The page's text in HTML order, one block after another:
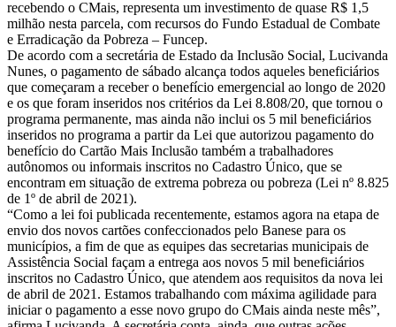
recebendo o CMais, representa um investimento de quase R$ 1,5
milhão nesta parcela, com recursos do Fundo Estadual de Combate
e Erradicação da Pobreza – Funcep.
De acordo com a secretária de Estado da Inclusão Social, Lucivanda
Nunes, o pagamento de sábado alcança todos aqueles beneficiários
que começaram a receber o benefício emergencial ao longo de 2020
e os que foram inseridos nos critérios da Lei 8.808/20, que tornou o
programa permanente, mas ainda não inclui os 5 mil beneficiários
inseridos no programa a partir da Lei que autorizou pagamento do
benefício do Cartão Mais Inclusão também a trabalhadores
autônomos ou informais inscritos no Cadastro Único, que se
encontram em situação de extrema pobreza ou pobreza (Lei nº 8.825
de 1º de abril de 2021).
“Como a lei foi publicada recentemente, estamos agora na etapa de
envio dos novos cartões confeccionados pelo Banese para os
municípios, a fim de que as equipes das secretarias municipais de
Assistência Social façam a entrega aos novos 5 mil beneficiários
inscritos no Cadastro Único, que atendem aos requisitos da nova lei
de abril de 2021. Estamos trabalhando com máxima agilidade para
iniciar o pagamento a esse novo grupo do CMais ainda neste mês”,